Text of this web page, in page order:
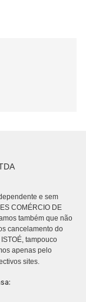
e sem
COMÉRCIO DE
também que não
cancelamento do
tampouco
apenas pelo
sites.